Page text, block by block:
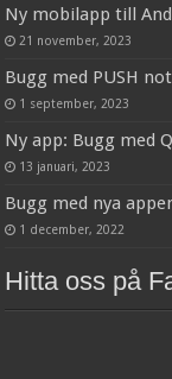
Ny mobilapp till
21 november, 2023
Bugg med PUSH
1 september, 2023
Ny app: Bugg med
13 januari, 2023
Bugg med nya
1 december, 2022
Hitta oss på